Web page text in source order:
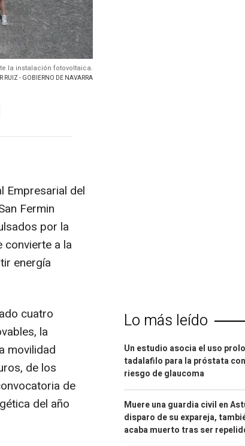
la instalación fotovoltaica.
RUIZ - GOBIERNO DE NAVARRA
Empresarial del
Fermin
por la
convierte a la
energía
cuatro
la
movilidad
de los
de
del año
Lo más leído
Un estudio asocia el uso
tadalafilo para la próstata
riesgo de glaucoma
Muere una guardia civil en
disparo de su expareja,
acaba muerto tras ser